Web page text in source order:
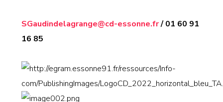
SGaudindelagrange@cd-essonne.fr/ 01 60 91
16 85